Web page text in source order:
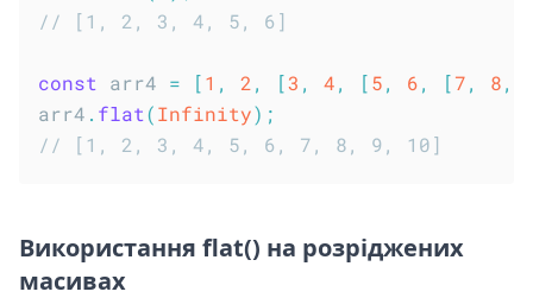
// [1, 2, 3, 4, 5, 6]
const arr4 = [1 , 2 , [3 , 4, [5, 6, [7, 8,
arr4 . flat(Infinity) ;
// [1, 2, 3, 4, 5, 6, 7, 8, 9, 10]
Використання flat() на розріджених
масивах